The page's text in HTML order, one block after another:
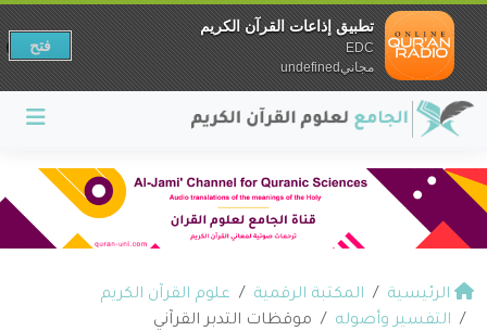
الرئيسية المكتبة الرقمية
علوم القرآن الكريم
التفسير وأصوله
موقظات التدبر القرآني
تطبيق إذاعات القرآن الكريم
EDC
مجانيundefined
فتح